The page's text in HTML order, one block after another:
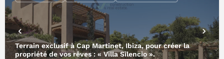
Terrain exclusif à Cap Martinet, Ibiza, pour créer la
propriété de vos rêves : « Villa Silencio ».